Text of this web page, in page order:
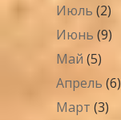
Июль (2)
Июнь (9)
Май (5)
Апрель (6)
Март (3)